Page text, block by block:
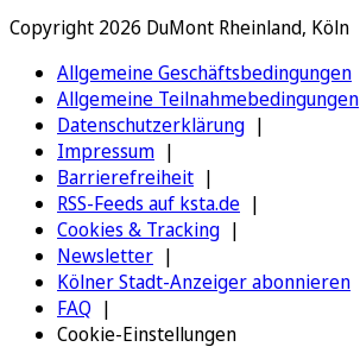
Copyright 2026 DuMont Rheinland, Köln
Allgemeine Geschäftsbedingungen
Allgemeine Teilnahmebedingungen
Datenschutzerklärung
Impressum
Barrierefreiheit
RSS-Feeds auf ksta.de
Cookies & Tracking
Newsletter
Kölner Stadt-Anzeiger abonnieren
FAQ
Cookie-Einstellungen